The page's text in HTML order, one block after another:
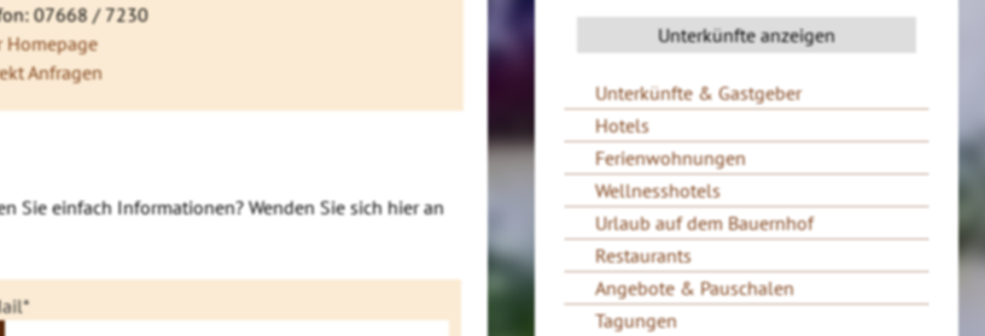
07668 / 7230
Homepage
Anfragen
Sie einfach Informationen? Wenden Sie sich hier an
Unterkünfte & Gastgeber
Hotels
Ferienwohnungen
Wellnesshotels
Urlaub auf dem Bauernhof
Restaurants
Angebote & Pauschalen
Tagungen